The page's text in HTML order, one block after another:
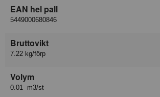
EAN hel pall
5449000680846
Bruttovikt
7.22 kg/förp
Volym
0.01 m3/st